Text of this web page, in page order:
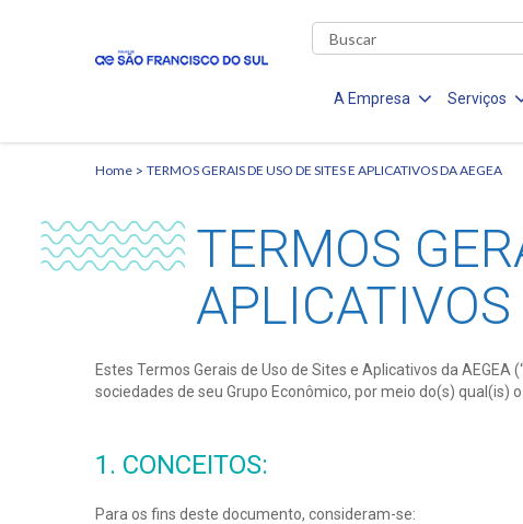
A Empresa Serviços
Home TERMOS GERAIS DE USO DE SITES E APLICATIVOS DA AEGEA
TERMOS
Estes Termos Gerais de Uso de Sites e Aplicativos da
sociedades de seu Grupo Econômico, por meio do(s)
1. CONCEITOS:
Para os fins deste documento, consideram-se: